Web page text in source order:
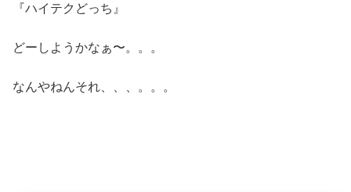
『ハイテクどっち』
どーしようかなぁ〜。。。
なんやねんそれ、、、。。。